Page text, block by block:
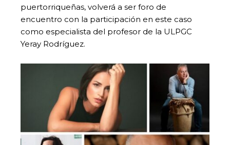
puertorriqueñas, volverá a ser foro de
encuentro con la participación en este caso
como especialista del profesor de la ULPGC
Yeray Rodríguez.